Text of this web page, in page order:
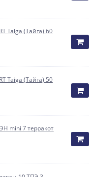
Taiga (Тайга) 60
Taiga (Тайга) 50
mini 7 терракот